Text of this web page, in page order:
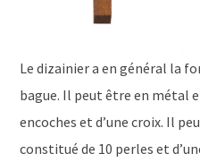
Le dizainier a en général la
bague. Il peut être en métal
encoches et d’une croix. Il
constitué de 10 perles et